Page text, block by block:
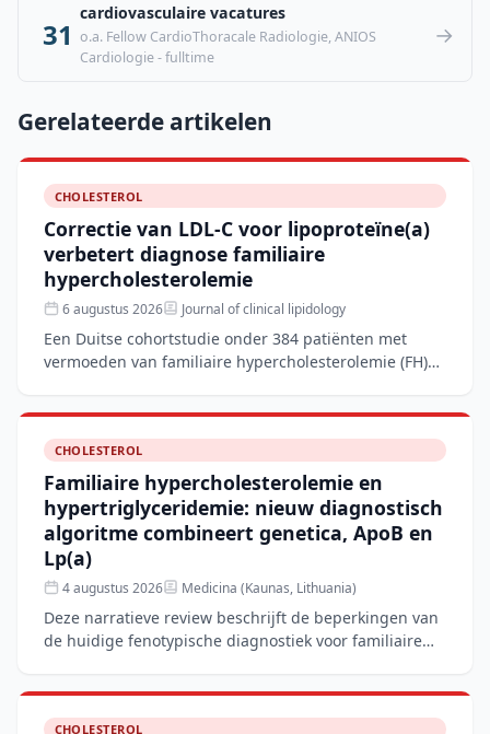
31
cardiovasculaire vacatures
o.a. Fellow CardioThoracale Radiologie, ANIOS
Cardiologie - fulltime
→
Gerelateerde artikelen
CHOLESTEROL
Correctie van LDL-C voor lipoproteïne(a)
verbetert diagnose familiaire
hypercholesterolemie
6 augustus 2026 Journal of clinical lipidology
Een Duitse cohortstudie onder 384 patiënten met
vermoeden van familiaire hypercholesterolemie (FH)
CHOLESTEROL
Familiaire hypercholesterolemie en
hypertriglyceridemie: nieuw diagnostisch
algoritme combineert genetica, ApoB en
Lp(a)
4 augustus 2026 Medicina (Kaunas, Lithuania)
Deze narratieve review beschrijft de beperkingen van
de huidige fenotypische diagnostiek voor familiaire
CHOLESTEROL